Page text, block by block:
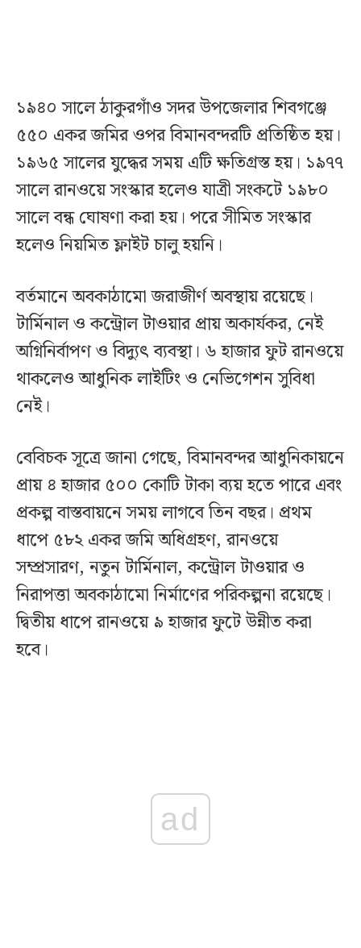
১৯৪০ সালে ঠাকুরগাঁও সদর উপজেলার শিবগঞ্জে
৫৫০ একর জমির ওপর বিমানবন্দরটি প্রতিষ্ঠিত হয়।
১৯৬৫ সালের যুদ্ধের সময় এটি ক্ষতিগ্রস্ত হয়। ১৯৭৭
সালে রানওয়ে সংস্কার হলেও যাত্রী সংকটে ১৯৮০
সালে বন্ধ ঘোষণা করা হয়। পরে সীমিত সংস্কার
হলেও নিয়মিত ফ্লাইট চালু হয়নি।
বর্তমানে অবকাঠামো জরাজীর্ণ অবস্থায় রয়েছে।
টার্মিনাল ও কন্ট্রোল টাওয়ার প্রায় অকার্যকর, নেই
অগ্নিনির্বাপণ ও বিদ্যুৎ ব্যবস্থা। ৬ হাজার ফুট রানওয়ে
থাকলেও আধুনিক লাইটিং ও নেভিগেশন সুবিধা
নেই।
বেবিচক সূত্রে জানা গেছে, বিমানবন্দর আধুনিকায়নে
প্রায় ৪ হাজার ৫০০ কোটি টাকা ব্যয় হতে পারে এবং
প্রকল্প বাস্তবায়নে সময় লাগবে তিন বছর। প্রথম
ধাপে ৫৮২ একর জমি অধিগ্রহণ, রানওয়ে
সম্প্রসারণ, নতুন টার্মিনাল, কন্ট্রোল টাওয়ার ও
নিরাপত্তা অবকাঠামো নির্মাণের পরিকল্পনা রয়েছে।
দ্বিতীয় ধাপে রানওয়ে ৯ হাজার ফুটে উন্নীত করা
হবে।
ad